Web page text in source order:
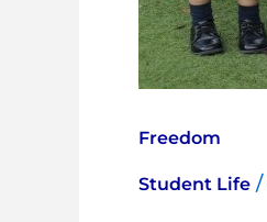
Freedom
Student Life /